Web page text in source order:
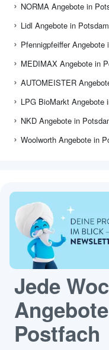
NORMA Angebote in
Lidl Angebote in Potsdam
Pfennigpfeiffer Angebote
MEDIMAX Angebote in
AUTOMEISTER
LPG BioMarkt Angebote
NKD Angebote in
Woolworth Angebote in
Jede
Postfach